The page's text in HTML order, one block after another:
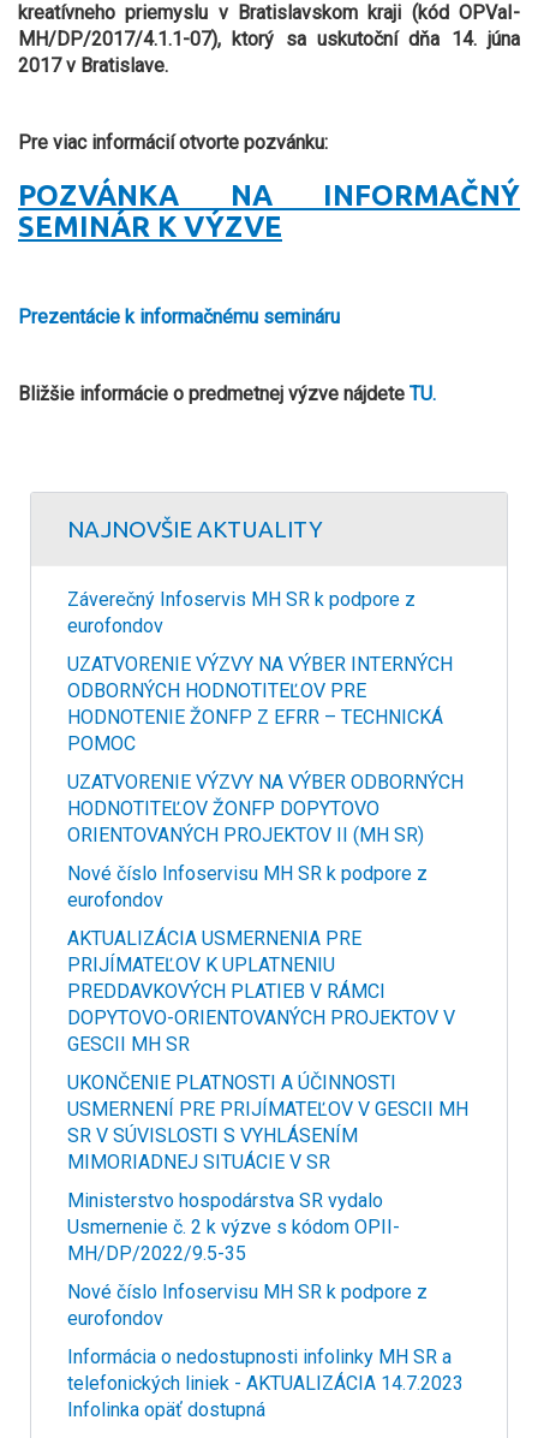
kreatívneho priemyslu v Bratislavskom kraji (kód OPVaI-
MH/DP/2017/4.1.1-07), ktorý sa uskutoční dňa 14. júna
2017 v Bratislave.
Pre viac informácií otvorte pozvánku:
POZVÁNKA NA INFORMAČNÝ
SEMINÁR K VÝZVE
Prezentácie k informačnému semináru
Bližšie informácie o predmetnej výzve nájdete TU.
NAJNOVŠIE AKTUALITY
Záverečný Infoservis MH SR k podpore z
eurofondov
UZATVORENIE VÝZVY NA VÝBER INTERNÝCH
ODBORNÝCH HODNOTITEĽOV PRE
HODNOTENIE ŽONFP Z EFRR – TECHNICKÁ
POMOC
UZATVORENIE VÝZVY NA VÝBER ODBORNÝCH
HODNOTITEĽOV ŽONFP DOPYTOVO
ORIENTOVANÝCH PROJEKTOV II (MH SR)
Nové číslo Infoservisu MH SR k podpore z
eurofondov
AKTUALIZÁCIA USMERNENIA PRE
PRIJÍMATEĽOV K UPLATNENIU
PREDDAVKOVÝCH PLATIEB V RÁMCI
DOPYTOVO-ORIENTOVANÝCH PROJEKTOV V
GESCII MH SR
UKONČENIE PLATNOSTI A ÚČINNOSTI
USMERNENÍ PRE PRIJÍMATEĽOV V GESCII MH
SR V SÚVISLOSTI S VYHLÁSENÍM
MIMORIADNEJ SITUÁCIE V SR
Ministerstvo hospodárstva SR vydalo
Usmernenie č. 2 k výzve s kódom OPII-
MH/DP/2022/9.5-35
Nové číslo Infoservisu MH SR k podpore z
eurofondov
Informácia o nedostupnosti infolinky MH SR a
telefonických liniek - AKTUALIZÁCIA 14.7.2023
Infolinka opäť dostupná